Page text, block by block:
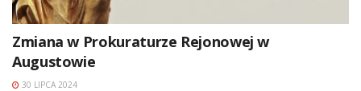
Zmiana w Prokuraturze Rejonowej w
Augustowie
30 LIPCA 2024